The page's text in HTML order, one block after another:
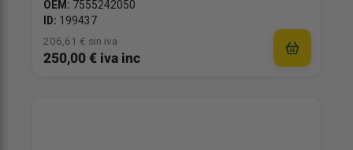
OEM: 7555242050
ID: 199437
206,61 € sin iva
250,00 € iva inc